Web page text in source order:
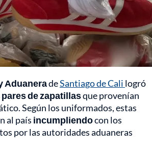
AduaneradeSantiago de Cali logró
pares de zapatillasque provenían
Según los uniformados, estas
al país incumpliendocon los
por las autoridades aduaneras